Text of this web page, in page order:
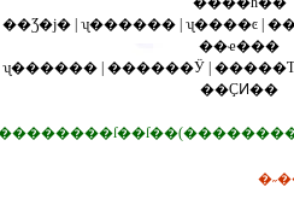
|��Ʒ�ϳ� |ʯ������ |ʯ����ͼ |
��ҽ���
|ʯ������ |������Ӱ |
��ҪͶ��